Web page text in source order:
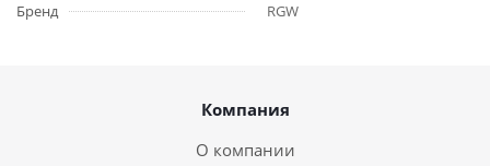
Бренд
RGW
Компания
О компании